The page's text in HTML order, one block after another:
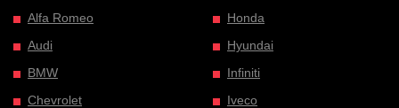
Alfa Romeo
Audi
BMW
Chevrolet
Honda
Hyundai
Infiniti
Iveco